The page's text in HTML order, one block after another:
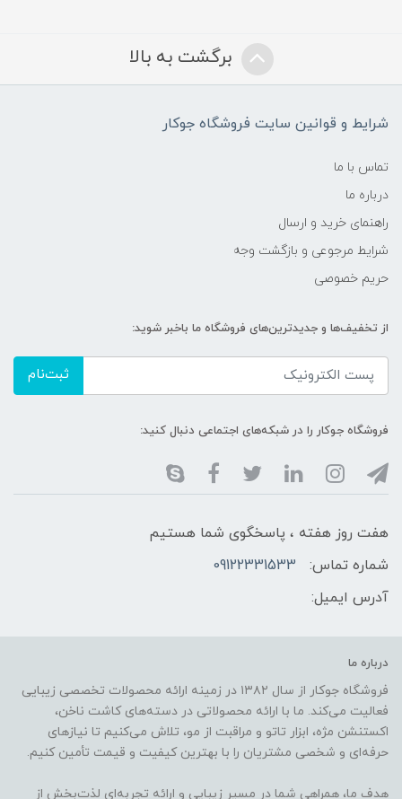
برگشت به بالا
شرایط و قوانین سایت فروشگاه جوکار
تماس با ما
درباره ما
راهنمای خرید و ارسال
شرایط مرجوعی و بازگشت وجه
حریم خصوصی
از تخفیف‌ها و جدیدترین‌های فروشگاه ما باخبر شوید:
ثبت‌نام
فروشگاه جوکار را در شبکه‌های اجتماعی دنبال کنید:
هفت روز هفته ، پاسخگوی شما هستیم
شماره تماس:
09122331533
آدرس ایمیل:
درباره ما
فروشگاه جوکار از سال ۱۳۸۲ در زمینه ارائه محصولات تخصصی زیبایی
فعالیت می‌کند. ما با ارائه محصولاتی در دسته‌های کاشت ناخن،
اکستنشن مژه، ابزار تاتو و مراقبت از مو، تلاش می‌کنیم تا نیازهای
حرفه‌ای و شخصی مشتریان را با بهترین کیفیت و قیمت تأمین کنیم.
هدف ما، همراهی شما در مسیر زیبایی و ارائه تجربه‌ای لذت‌بخش از